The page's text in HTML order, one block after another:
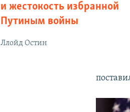
и жестокость избранной
Путиным войны
Ллойд Остин